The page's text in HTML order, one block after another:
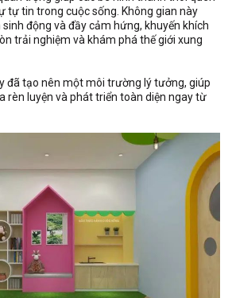
tự tin trong cuộc sống. Không gian này
động và đầy cảm hứng, khuyến khích
trải nghiệm và khám phá thế giới xung
đã tạo nên một môi trường lý tưởng, giúp
rèn luyện và phát triển toàn diện ngay từ